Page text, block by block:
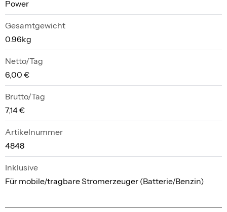
Power
Gesamtgewicht
0.96kg
Netto/Tag
6,00 €
Brutto/Tag
7,14 €
Artikelnummer
4848
Inklusive
Für mobile/tragbare Stromerzeuger (Batterie/Benzin)